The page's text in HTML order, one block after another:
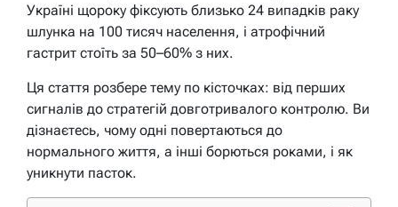
Україні щороку фіксують близько 24 випадків раку
шлунка на 100 тисяч населення, і атрофічний
гастрит стоїть за 50–60% з них.
Ця стаття розбере тему по кісточках: від перших
сигналів до стратегій довготривалого контролю. Ви
дізнаєтесь, чому одні повертаються до
нормального життя, а інші борються роками, і як
уникнути пасток.